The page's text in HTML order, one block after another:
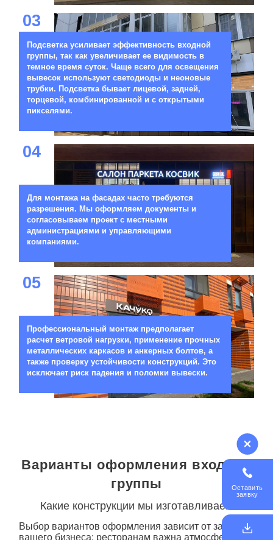
03
Подсветка усиливает эффективность входной
группы, так как увеличивает ее видимость в
темное время суток. Чаще всего для освещения
вывесок используют светодиоды и неоновые
трубки. Подсветка бывает лицевой, задней,
торцевой, комбинированной и с открытыми
пикселями.
04
Для монтажа на фасадах часто требуются
разрешения. Мы оформляем документы и
согласовываем проект с местными
администрациями и управляющими
компаниями.
05
Профессиональный монтаж предполагает
расчет ветровой нагрузки, применение прочных
металлических каркасов и анкерных болтов, а
также проверку устойчивости конструкций. Это
исключает риск падения и поломки вывески.
Варианты оформления входной
группы
Какие конструкции мы изготавливаем
Выбор вариантов оформления зависит от задач
вашего бизнеса: ресторанам важна атмосфера,
Оставить
заявку